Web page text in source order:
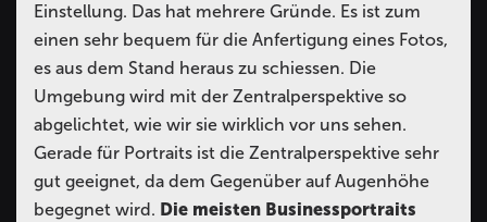
Einstellung. Das hat mehrere Gründe. Es ist zum
einen sehr bequem für die Anfertigung eines Fotos,
es aus dem Stand heraus zu schiessen. Die
Umgebung wird mit der Zentralperspektive so
abgelichtet, wie wir sie wirklich vor uns sehen.
Gerade für Portraits ist die Zentralperspektive sehr
gut geeignet, da dem Gegenüber auf Augenhöhe
begegnet wird. Die meisten Businessportraits